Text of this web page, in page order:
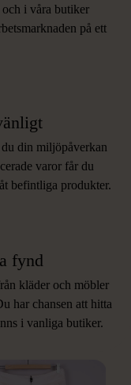
och i våra butiker
på ett
din miljöpåverkan
varor får du
befintliga produkter.
fynd
kläder och möbler
har chansen att hitta
i vanliga butiker.
om denna